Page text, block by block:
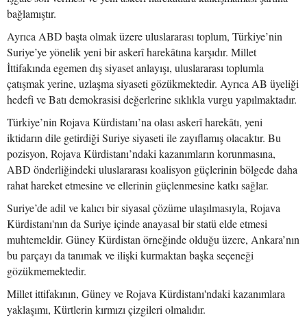
bağlamıştır.
Ayrıca ABD başta olmak üzere uluslararası toplum, Türkiye’nin
Suriye’ye yönelik yeni bir askerî harekâtına karşıdır. Millet
İttifakında egemen dış siyaset anlayışı, uluslararası toplumla
çatışmak yerine, uzlaşma siyaseti gözükmektedir. Ayrıca AB üyeliği
hedefi ve Batı demokrasisi değerlerine sıklıkla vurgu yapılmaktadır.
Türkiye’nin Rojava Kürdistanı’na olası askerî harekâtı, yeni
iktidarın dile getirdiği Suriye siyaseti ile zayıflamış olacaktır. Bu
pozisyon, Rojava Kürdistanı’ndaki kazanımların korunmasına,
ABD önderliğindeki uluslararası koalisyon güçlerinin bölgede daha
rahat hareket etmesine ve ellerinin güçlenmesine katkı sağlar.
Suriye’de adil ve kalıcı bir siyasal çözüme ulaşılmasıyla, Rojava
Kürdistanı'nın da Suriye içinde anayasal bir statü elde etmesi
muhtemeldir. Güney Kürdistan örneğinde olduğu üzere, Ankara’nın
bu parçayı da tanımak ve ilişki kurmaktan başka seçeneği
gözükmemektedir.
Millet ittifakının, Güney ve Rojava Kürdistanı'ndaki kazanımlara
yaklaşımı, Kürtlerin kırmızı çizgileri olmalıdır.